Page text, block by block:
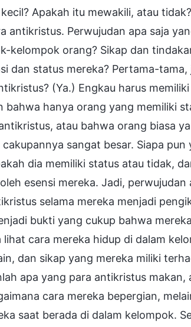
Apakah itu mewakili, atau
antikristus. Perwujudan apa saja
kelompok orang? Sikap dan
dan status mereka? Pertama-
(Ya.) Engkau harus
bahwa hanya orang yang memiliki
atau bahwa orang biasa
sangat besar. Siapa
dia memiliki status atau tidak,
esensi mereka. Jadi,
selama mereka menjadi
bukti yang cukup bahwa
cara mereka hidup di dalam
dan sikap yang mereka miliki
apa yang para antikristus makan,
cara mereka bepergian,
saat berada di dalam kelompok.